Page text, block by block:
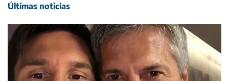
Últimas noticias